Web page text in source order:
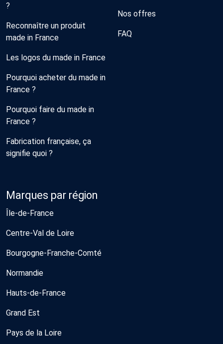
?
Reconnaître un produit
made in France
Les logos du made in France
Pourquoi acheter du made in
France ?
Pourquoi faire du made in
France ?
Fabrication française, ça
signifie quoi ?
Nos offres
FAQ
Marques par région
Île-de-France
Centre-Val de Loire
Bourgogne-Franche-Comté
Normandie
Hauts-de-France
Grand Est
Pays de la Loire